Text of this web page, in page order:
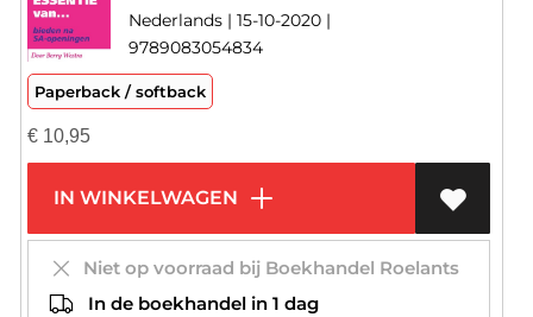
Nederlands | 15-10-2020 |
9789083054834
Paperback / softback
€10,95
IN WINKELWAGEN
Niet op voorraad bij Boekhandel Roelants
In de boekhandel in 1 dag